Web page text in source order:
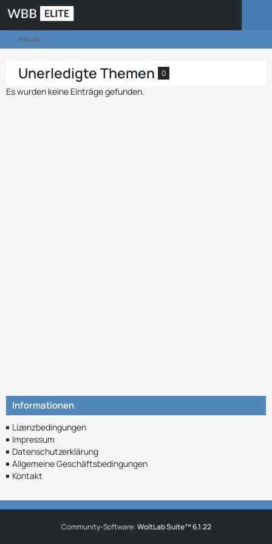
Forum
Unerledigte Themen 0
Es wurden keine Einträge gefunden.
Informationen
Lizenzbedingungen
Impressum
Datenschutzerklärung
Allgemeine Geschäftsbedingungen
Kontakt
Community-Software:WoltLab Suite™ 6.1.22